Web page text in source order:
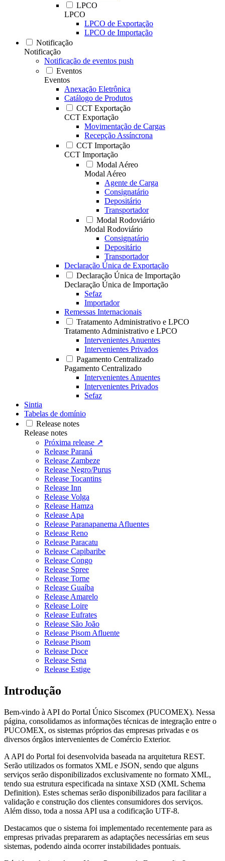
LPCO
LPCO
LPCO de Exportação
LPCO de Importação
Notificação
Notificação
Notificação de eventos push
Eventos
Eventos
Anexação Eletrônica
Catálogo de Produtos
CCT Exportação
CCT Exportação
Movimentação de Cargas
Recepção Assíncrona
CCT Importação
CCT Importação
Modal Aéreo
Modal Aéreo
Agente de Carga
Consignatário
Depositário
Transportador
Modal Rodoviário
Modal Rodoviário
Consignatário
Depositário
Transportador
Declaração Única de Exportação
Declaração Única de Importação
Declaração Única de Importação
Sefaz
Importador
Remessas Internacionais
Tratamento Administrativo e LPCO
Tratamento Administrativo e LPCO
Intervenientes Anuentes
Intervenientes Privados
Pagamento Centralizado
Pagamento Centralizado
Intervenientes Anuentes
Intervenientes Privados
Sefaz
Sintia
Tabelas de domínio
Release notes
Release notes
Próxima release ↗
Release Paraná
Release Zambeze
Release Negro/Purus
Release Tocantins
Release Inn
Release Volga
Release Hamza
Release Apa
Release Paranapanema Afluentes
Release Reno
Release Paracatu
Release Capibaribe
Release Congo
Release Spree
Release Torne
Release Guaíba
Release Amarelo
Release Loire
Release Eufrates
Release São João
Release Pisom Afluente
Release Pisom
Release Doce
Release Sena
Release Estige
Introdução
Bem-vindo à API do Portal Único Siscomex (PUCOMEX). Nessa
página, consolidamos as informações técnicas de integração entre o
PUCOMEX, os sistemas próprios das empresas privadas e os
diversos órgãos intervenientes de Comércio Exterior.
A API do Portal foi desenvolvida baseada na arquitetura REST.
Serão utilizados os formatos XML e JSON, sendo que alguns
serviços serão disponibilizados exclusivamente no formato XML,
tendo sua estrutura especificada na sintaxe XSD (XML Schema
Definition). Estes schemas serão disponibilizados para facilitar a
validação e construção dos clientes consumidores dos serviços.
Além disso, toda a nossa API usa a codificação UTF-8.
Destacamos que o sistema foi implementado recentemente para as
empresas privadas prepararem as adaptações necessárias em seus
sistemas, podendo ainda ocorrer instabilidades pontuais.